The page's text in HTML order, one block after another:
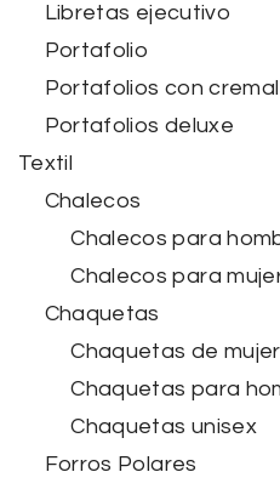
Libretas ejecutivo
Portafolio
Portafolios con
Portafolios deluxe
Textil
Chalecos
Chalecos para
Chalecos para
Chaquetas
Chaquetas de mujer
Chaquetas para
Chaquetas unisex
Forros Polares